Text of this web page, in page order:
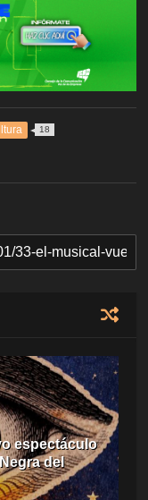
18
espectáculo
del